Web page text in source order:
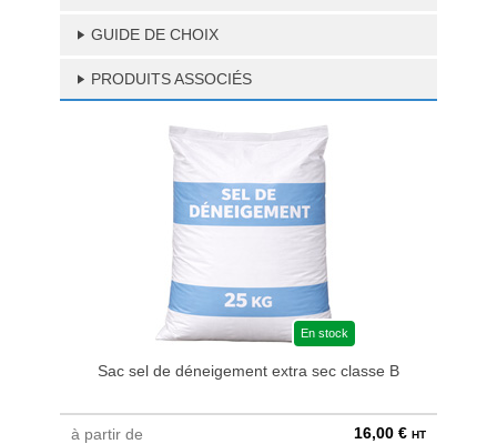
GUIDE DE CHOIX
PRODUITS ASSOCIÉS
En stock
Sac sel de déneigement extra sec classe B
à partir de 16,00 € HT